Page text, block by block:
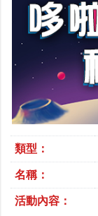
類型：
名稱：
活動內容：